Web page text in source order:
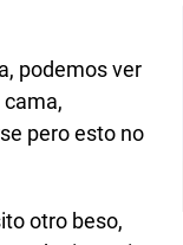
podemos ver
pero esto no
otro beso,